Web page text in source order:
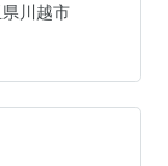
ル ときも消
の駐車場
市の観光
'26 （るる
ブック…
川越市